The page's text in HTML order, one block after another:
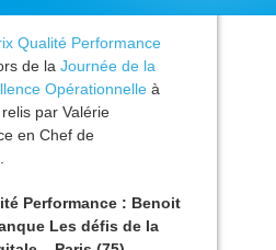
Qualité Performance
de la Journée de la
Opérationnelle à
par Valérie
en Chef de
Performance : Benoit
Les défis de la